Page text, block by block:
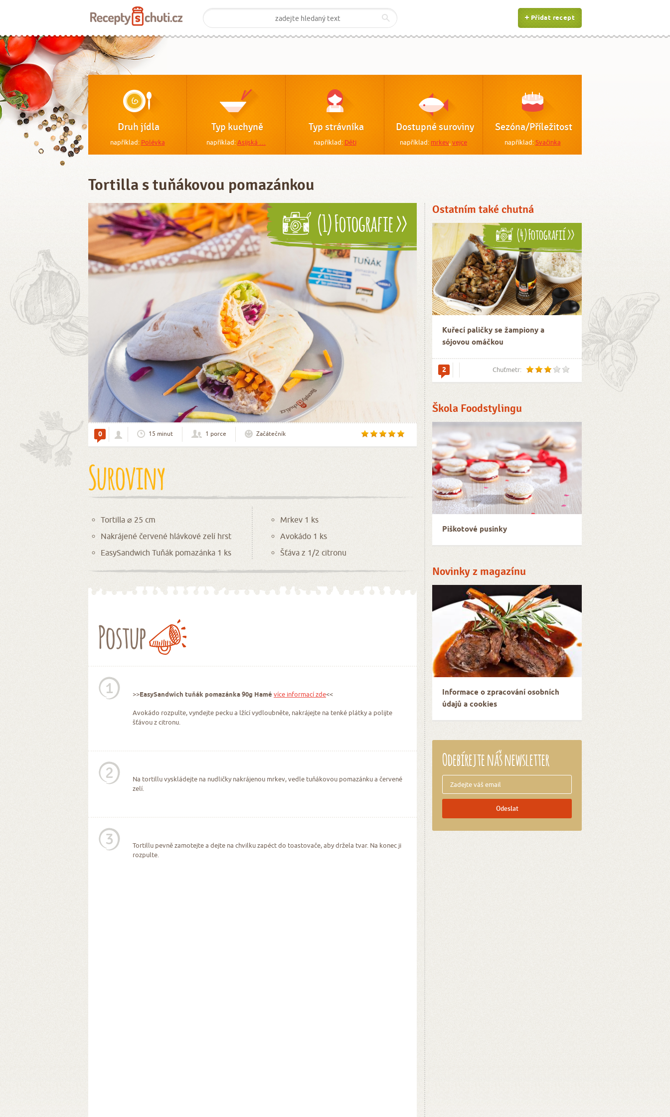
Přidat recept
Druh jídla
například: Polévka
Typ kuchyně
například:Asijská …
Typ strávníka
například: Děti
Dostupné suroviny
například: mrkev,vejce
Sezóna/Příležitost
například:Svačinka
Tortilla s tuňákovou pomazánkou
Ostatním také chutná
(4) Fotografií >>
Kuřecí paličky se žampiony a
sójovou omáčkou
2 Chuťmetr:
Škola Foodstylingu
Piškotové pusinky
Novinky z magazínu
Informace o zpracování osobních
údajů a cookies
Odebírejte náš newsletter
(1) Fotografie >>
0 15 minut 1 porce Začátečník
Suroviny
Tortilla ⌀ 25 cm
Nakrájené červené hlávkové zelí hrst
EasySandwich Tuňák pomazánka 1 ks
Mrkev 1 ks
Avokádo 1 ks
Šťáva z 1/2 citronu
Postup
1 >>EasySandwich tuňák pomazánka 90g Hamé více informací zde<<
Avokádo rozpulte, vyndejte pecku a lžící vydloubněte, nakrájejte na tenké plátky a polijte
šťávou z citronu.
2
Na tortillu vyskládejte na nudličky nakrájenou mrkev, vedle tuňákovou pomazánku a červené
zelí.
3
Tortillu pevně zamotejte a dejte na chvilku zapéct do toastovače, aby držela tvar. Na konec ji
rozpulte.